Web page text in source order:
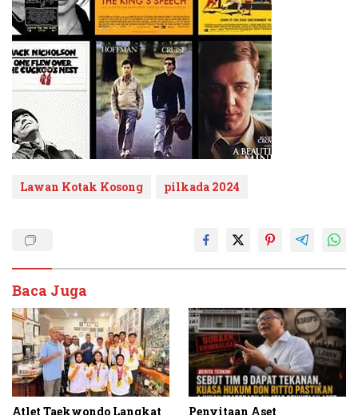
Lawan Kotak Kosong pilkada 2024
Baca Juga
Atlet Taekwondo Langkat Penyitaan Aset